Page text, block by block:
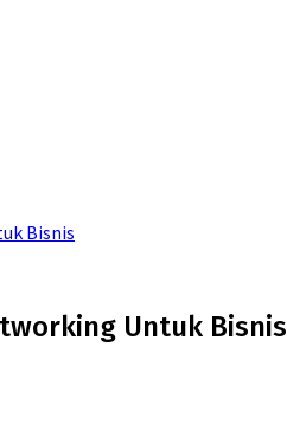
Bisnis
Untuk Bisnis